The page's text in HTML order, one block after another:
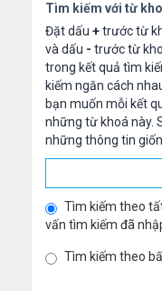
Tìm kiếm với từ
Đặt dấu +trước từ
và dấu - trước từ
trong kết quả tìm
kiếm ngăn cách
bạn muốn mỗi kết
những từ khoá này.
những thông tin
Tìm kiếm theo
vấn tìm kiếm đã
Tìm kiếm theo